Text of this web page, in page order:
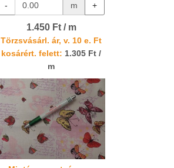
- m +
1.450 Ft / m
Törzsvásárl. ár, v. 10 e. Ft
kosárért. felett: 1.305 Ft /
m